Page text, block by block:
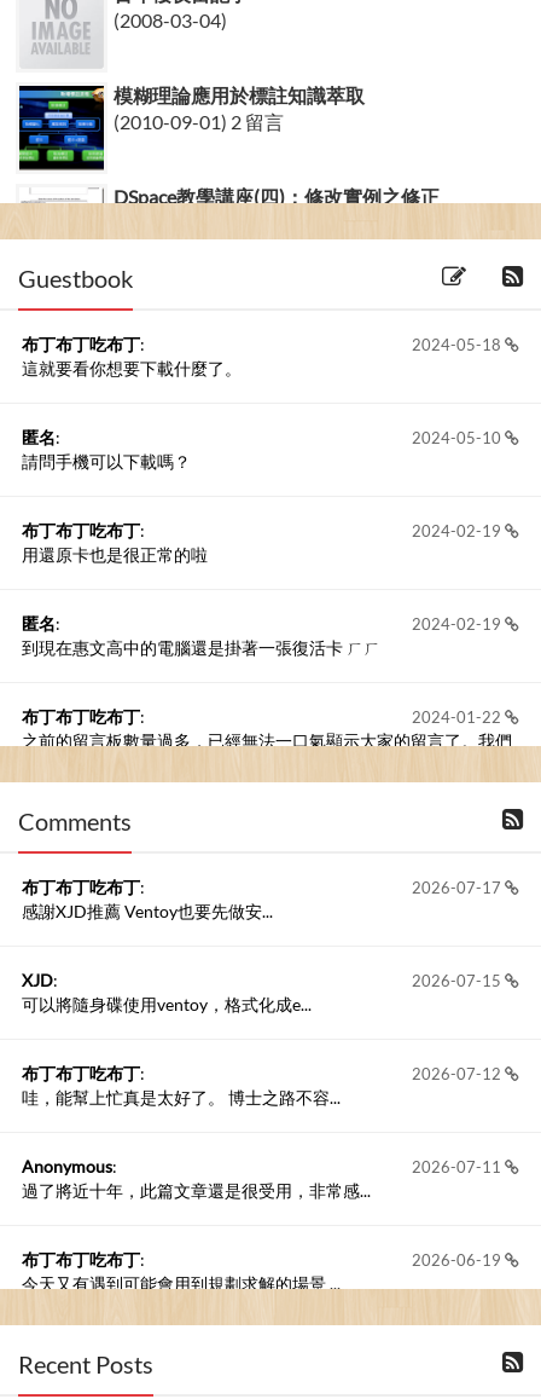
(2008-03-04)
模糊理論應用於標註知識萃取
(2010-09-01) 2 留言
DSpace教學講座(四)：修改實例之修正
Guestbook
2024-05-18
布丁布丁吃布丁:
這就要看你想要下載什麼了。
2024-05-10
匿名:
請問手機可以下載嗎？
2024-02-19
布丁布丁吃布丁:
用還原卡也是很正常的啦
2024-02-19
匿名:
到現在惠文高中的電腦還是掛著一張復活卡 ㄏㄏ
2024-01-22
布丁布丁吃布丁:
之前的留言板數量過多，已經無法一口氣顯示大家的留言了。我們
新開一個訪客留言板吧！
Comments
2026-07-17
布丁布丁吃布丁:
感謝XJD推薦 Ventoy也要先做安...
2026-07-15
XJD:
可以將隨身碟使用ventoy，格式化成e...
2026-07-12
布丁布丁吃布丁:
哇，能幫上忙真是太好了。 博士之路不容...
2026-07-11
Anonymous:
過了將近十年，此篇文章還是很受用，非常感...
2026-06-19
布丁布丁吃布丁:
今天又有遇到可能會用到規劃求解的場景 ...
2026-06-18
布丁布丁吃布丁
kage好像也可以下載整個網站 感謝分享
Recent Posts